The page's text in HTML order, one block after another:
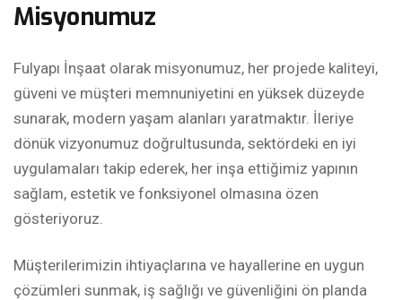
Misyonumuz
Fulyapı İnşaat olarak misyonumuz, her projede kaliteyi,
güveni ve müşteri memnuniyetini en yüksek düzeyde
sunarak, modern yaşam alanları yaratmaktır. İleriye
dönük vizyonumuz doğrultusunda, sektördeki en iyi
uygulamaları takip ederek, her inşa ettiğimiz yapının
sağlam, estetik ve fonksiyonel olmasına özen
gösteriyoruz.
Müşterilerimizin ihtiyaçlarına ve hayallerine en uygun
çözümleri sunmak, iş sağlığı ve güvenliğini ön planda